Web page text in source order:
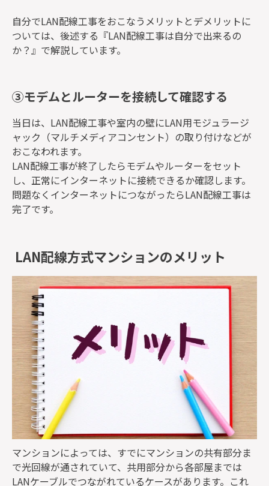
自分でLAN配線工事をおこなうメリットとデメリットに
ついては、後述する『LAN配線工事は自分で出来るの
か？』で解説しています。
③モデムとルーターを接続して確認する
当日は、LAN配線工事や室内の壁にLAN用モジュラージ
ャック（マルチメディアコンセント）の取り付けなどが
おこなわれます。
LAN配線工事が終了したらモデムやルーターをセット
し、正常にインターネットに接続できるか確認します。
問題なくインターネットにつながったらLAN配線工事は
完了です。
LAN配線方式マンションのメリット
マンションによっては、すでにマンションの共有部分ま
で光回線が通されていて、共用部分から各部屋までは
LANケーブルでつながれているケースがあります。これ